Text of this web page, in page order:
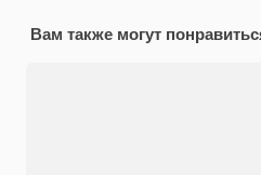
Вам также могут